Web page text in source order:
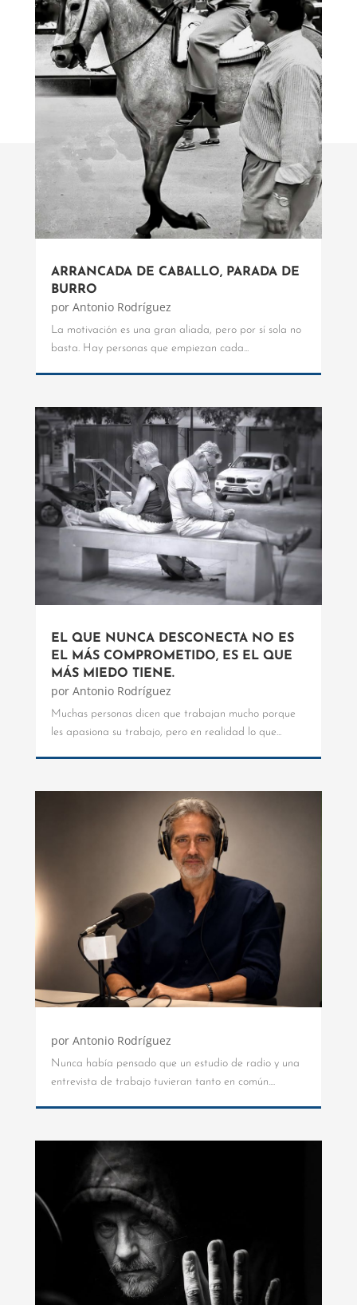
ARRANCADA DE CABALLO, PARADA DE
BURRO
por Antonio Rodríguez
La motivación es una gran aliada, pero por sí sola no
basta. Hay personas que empiezan cada...
EL QUE NUNCA DESCONECTA NO ES
EL MÁS COMPROMETIDO, ES EL QUE
MÁS MIEDO TIENE.
por Antonio Rodríguez
Muchas personas dicen que trabajan mucho porque
les apasiona su trabajo, pero en realidad lo que...
por Antonio Rodríguez
Nunca había pensado que un estudio de radio y una
entrevista de trabajo tuvieran tanto en común....